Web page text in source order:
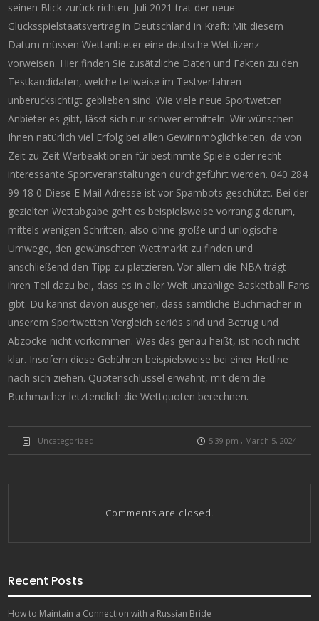
seinen Blick zurück richten. Juli 2021 trat der neue
Glücksspielstaatsvertrag in Deutschland in Kraft: Mit diesem
Datum müssen Wettanbieter eine deutsche Wettlizenz
vorweisen. Hier finden Sie zusätzliche Daten und Fakten zu den
Testkandidaten, welche teilweise im Testverfahren
unberücksichtigt geblieben sind. Wie viele neue Sportwetten
Anbieter es gibt, lässt sich nur schwer ermitteln. Wir wünschen
Ihnen natürlich viel Erfolg bei allen Gewinnmöglichkeiten, da von
Zeit zu Zeit Werbeaktionen für bestimmte Spiele oder recht
interessante Sportveranstaltungen durchgeführt werden. 040 284
99 18 0 Diese E Mail Adresse ist vor Spambots geschützt. Bei der
gezielten Wettabgabe geht es beispielsweise vorrangig darum,
mittels wenigen Schritten, also ohne große und unlogische
Umwege, den gewünschten Wettmarkt zu finden und
anschließend den Tipp zu platzieren. Vor allem die NBA trägt
ihren Teil dazu bei, dass es in aller Welt unzählige Basketball Fans
gibt. Du kannst davon ausgehen, dass sämtliche Buchmacher in
unserem Sportwetten Vergleich seriös sind und Betrug und
Abzocke nicht vorkommen. Was das genau heißt, ist noch nicht
klar. Insofern diese Gebühren beispielsweise bei einer Hotline
nach sich ziehen. Quotenschlüssel erwähnt, mit dem die
Buchmacher letztendlich die Wettquoten berechnen.
Uncategorized 5:39 pm , March 5, 2024
Comments are closed.
Recent Posts
How to Maintain a Connection with a Russian Bride